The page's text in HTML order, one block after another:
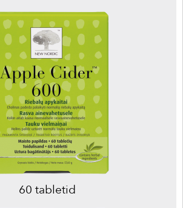
60 tabletid